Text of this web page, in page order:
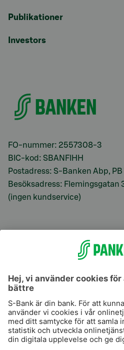
Publikationer
Investors
FO-nummer: 2557308-3
BIC-kod: SBANFIHH
Postadress: S-Banken Abp, PB
Besöksadress: Flemingsgatan
(ingen kundservice)
S-Prime